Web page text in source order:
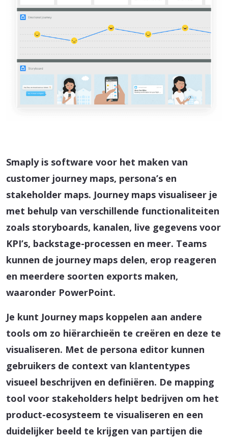
Smaply is software voor het maken van
customer journey maps, persona’s en
stakeholder maps. Journey maps visualiseer je
met behulp van verschillende functionaliteiten
zoals storyboards, kanalen, live gegevens voor
KPI’s, backstage-processen en meer. Teams
kunnen de journey maps delen, erop reageren
en meerdere soorten exports maken,
waaronder PowerPoint.
Je kunt Journey maps koppelen aan andere
tools om zo hiërarchieën te creëren en deze te
visualiseren. Met de persona editor kunnen
gebruikers de context van klantentypes
visueel beschrijven en definiëren. De mapping
tool voor stakeholders helpt bedrijven om het
product-ecosysteem te visualiseren en een
duidelijker beeld te krijgen van partijen die